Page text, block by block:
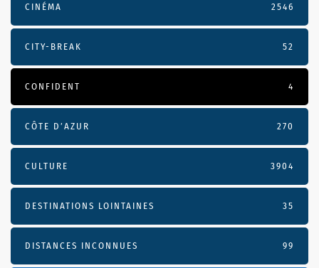
CINÉMA 2546
CITY-BREAK 52
CONFIDENT 4
CÔTE D’AZUR 270
CULTURE 3904
DESTINATIONS LOINTAINES 35
DISTANCES INCONNUES 99